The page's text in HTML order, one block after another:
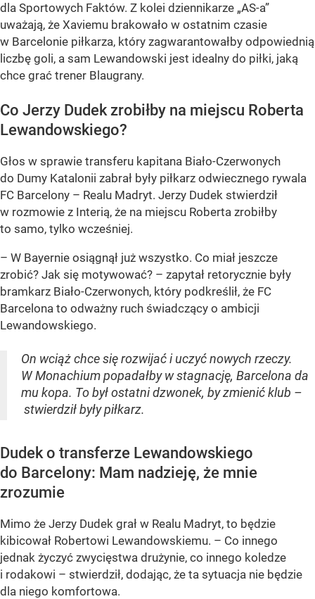
dla Sportowych Faktów. Z kolei dziennikarze „AS-a”
uważają, że Xaviemu brakowało w ostatnim czasie
w Barcelonie piłkarza, który zagwarantowałby odpowiednią
liczbę goli, a sam Lewandowski jest idealny do piłki, jaką
chce grać trener Blaugrany.
Co Jerzy Dudek zrobiłby na miejscu Roberta
Lewandowskiego?
Głos w sprawie transferu kapitana Biało-Czerwonych
do Dumy Katalonii zabrał były piłkarz odwiecznego rywala
FC Barcelony – Realu Madryt. Jerzy Dudek stwierdził
w rozmowie z Interią, że na miejscu Roberta zrobiłby
to samo, tylko wcześniej.
– W Bayernie osiągnął już wszystko. Co miał jeszcze
zrobić? Jak się motywować? – zapytał retorycznie były
bramkarz Biało-Czerwonych, który podkreślił, że FC
Barcelona to odważny ruch świadczący o ambicji
Lewandowskiego.
On wciąż chce się rozwijać i uczyć nowych rzeczy.
W Monachium popadałby w stagnację, Barcelona da
mu kopa. To był ostatni dzwonek, by zmienić klub –
stwierdził były piłkarz.
Dudek o transferze Lewandowskiego
do Barcelony: Mam nadzieję, że mnie
zrozumie
Mimo że Jerzy Dudek grał w Realu Madryt, to będzie
kibicował Robertowi Lewandowskiemu. – Co innego
jednak życzyć zwycięstwa drużynie, co innego koledze
i rodakowi – stwierdził, dodając, że ta sytuacja nie będzie
dla niego komfortowa.